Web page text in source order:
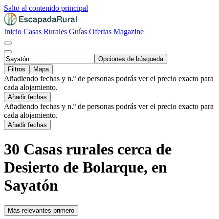
Salto al contenido principal
Inicio Casas Rurales Guías Ofertas Magazine
Opciones de búsqueda
Filtros
Mapa
Añadiendo fechas y n.º de personas podrás ver el precio exacto para
cada alojamiento.
Añadir fechas
Añadiendo fechas y n.º de personas podrás ver el precio exacto para
cada alojamiento.
Añadir fechas
30 Casas rurales cerca de
Desierto de Bolarque, en
Sayatón
Más relevantes primero